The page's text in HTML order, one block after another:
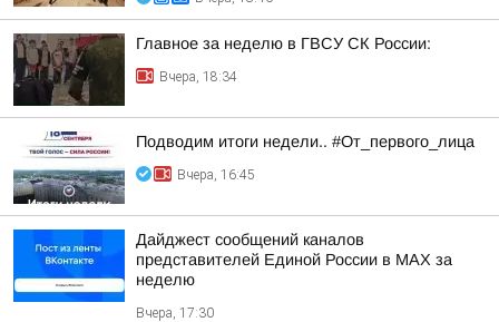
Главное за неделю в ГВСУ СК России:
Вчера, 18:34
Подводим итоги недели.. #От_первого_лица
Вчера, 16:45
Дайджест сообщений каналов
представителей Единой России в МАХ за
неделю
Вчера, 17:30